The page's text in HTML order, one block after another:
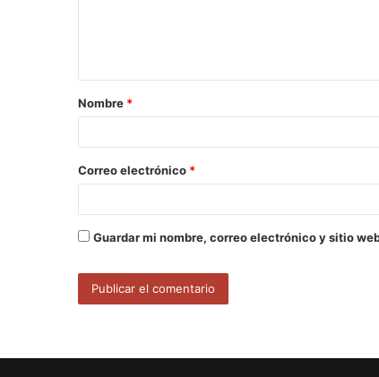
a
r
*
Nombre *
Correo electrónico *
Guardar mi nombre, correo electrónico y sitio